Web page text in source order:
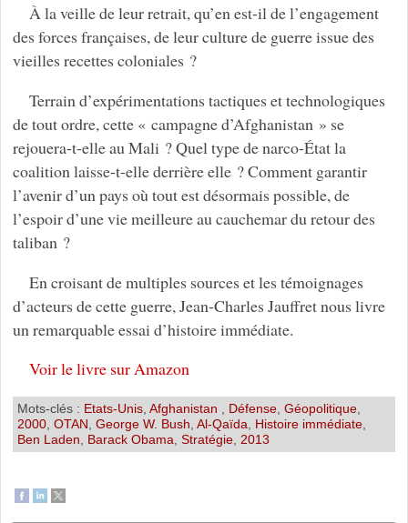
À la veille de leur retrait, qu’en est-il de l’engagement
des forces françaises, de leur culture de guerre issue des
vieilles recettes coloniales ?
Terrain d’expérimentations tactiques et technologiques
de tout ordre, cette « campagne d’Afghanistan » se
rejouera-t-elle au Mali ? Quel type de narco-État la
coalition laisse-t-elle derrière elle ? Comment garantir
l’avenir d’un pays où tout est désormais possible, de
l’espoir d’une vie meilleure au cauchemar du retour des
taliban ?
En croisant de multiples sources et les témoignages
d’acteurs de cette guerre, Jean-Charles Jauffret nous livre
un remarquable essai d’histoire immédiate.
Voir le livre sur Amazon
Mots-clés : Etats-Unis, Afghanistan , Défense, Géopolitique,
2000, OTAN, George W. Bush, Al-Qaïda, Histoire immédiate,
Ben Laden, Barack Obama, Stratégie, 2013